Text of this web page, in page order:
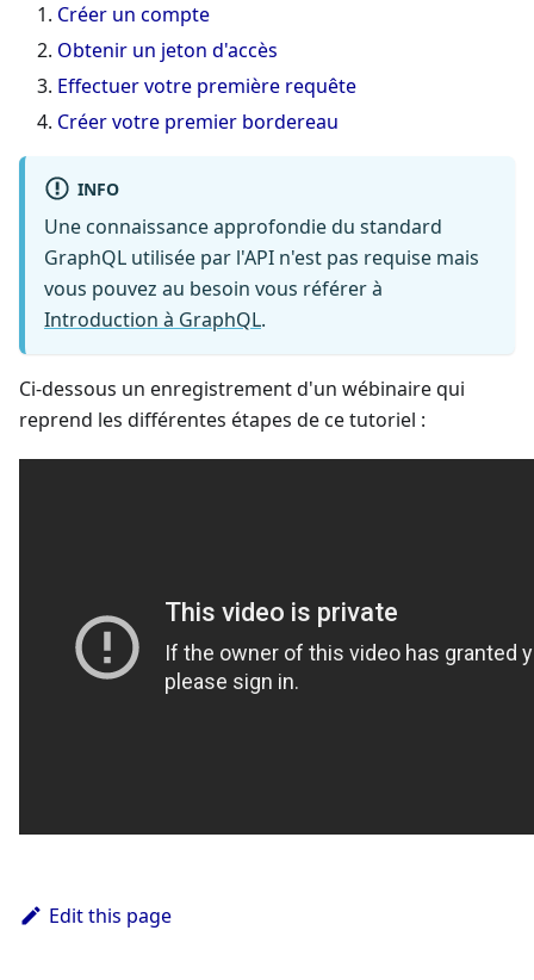
Créer un compte
Obtenir un jeton d'accès
Effectuer votre première requête
Créer votre premier bordereau
INFO
Une connaissance approfondie du standard
GraphQL utilisée par l'API n'est pas requise mais
vous pouvez au besoin vous référer à
Introduction à GraphQL.
Ci-dessous un enregistrement d'un wébinaire qui
reprend les différentes étapes de ce tutoriel :
Edit this page